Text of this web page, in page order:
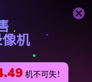
机
机不可失！